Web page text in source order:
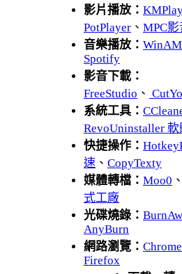
影片播放：
PotPlayer 、 MPC
音樂播放：
Spotify
影音下載：
FreeStudio 、
系統工具：
RevoUninstaller
快捷操作：
速 、 CopyTexty
媒體轉檔： Moo0 、
式工廠
光碟燒錄：
AnyBurn
網路瀏覽： Chrome
Firefox